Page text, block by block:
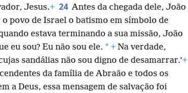
Jesus.+ 24 Antes da chegada dele, João
povo de Israel o batismo em símbolo de
estava terminando a sua missão, João
eu sou? Eu não sou ele. * + Na verdade,
sandálias não sou digno de desamarrar.’+
da família de Abraão e todos os
a Deus, essa mensagem de salvação foi